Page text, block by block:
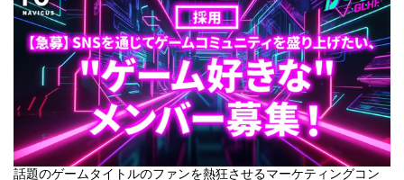
話題のゲームタイトルのファンを熱狂させるマーケティングコン